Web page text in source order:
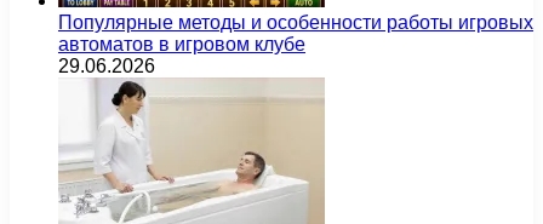
Популярные методы и особенности работы игровых
автоматов в игровом клубе
29.06.2026